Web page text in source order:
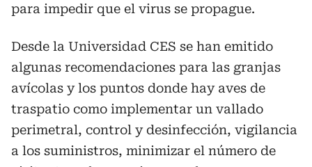
para impedir que el virus se propague.
Desde la Universidad CES se han emitido
algunas recomendaciones para las granjas
avícolas y los puntos donde hay aves de
traspatio como implementar un vallado
perimetral, control y desinfección, vigilancia
a los suministros, minimizar el número de